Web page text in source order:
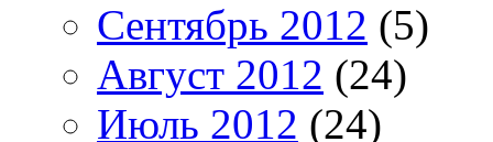
Сентябрь 2012 (5)
Август 2012 (24)
Июль 2012 (24)